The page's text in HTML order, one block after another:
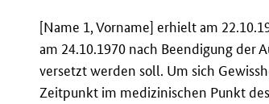
[Name 1, Vorname] erhielt am
am 24.10.1970 nach Beendigung der
versetzt werden soll. Um sich
Zeitpunkt im medizinischen Punkt des